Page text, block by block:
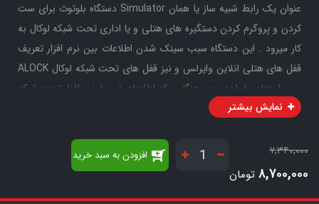
عنوان یک رابط شبیه ساز یا همان Simulator دستگاه بلوتوث برای ست
کردن و پروگرم کردن دستگیره های هتلی و یا اداری تحت شبکه لوکال به
کار میرود . این دستگاه سبب سینک شدن اطلاعات بین نرم افزار تعریف
قفل های هتلی انلاین وایرلس و نیز قفل های تحت شبکه لوکال ALOCK
مورد استفاده خواهد بود . هنگامی که اطلاعات توسط نرم افزار تحت شبکه
و نرم افزار مخصوص قفل های تحت شبکه امن لوکال به این دستگاه
دستگیره ها و این دستگاه و سیستم منتقل خواهد شد و با یکدیگر ست
نمایش بیشتر
۷,۳۴۰,۰۰۰
۸,۷۰۰,۰۰۰ تومان
افزودن به سبد خرید